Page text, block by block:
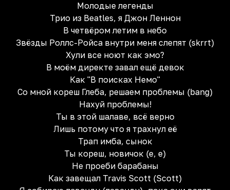
Молодые легенды
Трио из Beatles, я Джон Леннон
В четвёром летим в небо
Звёзды Роллс-Ройса внутри меня слепят (skrrt)
Хули все ноют как эмо?
В моём директе завал ещё девок
Как "В поисках Немо"
Со мной кореш Глеба, решаем проблемы (bang)
Нахуй проблемы!
Ты в этой шалаве, всё верно
Лишь потому что я трахнул её
Трап имба, сынок
Ты кореш, новичок (е, е)
Не проеби барабаны
Как завещал Travis Scott (Scott)